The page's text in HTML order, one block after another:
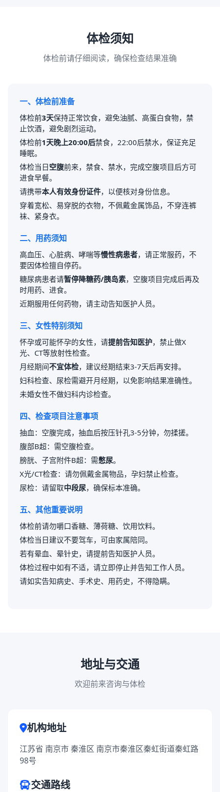
体检须知
体检前请仔细阅读，确保检查结果准确
一、体检前准备
体检前3天保持正常饮食，避免油腻、高蛋白食物，禁
止饮酒，避免剧烈运动。
体检前1天晚上20:00后禁食，22:00后禁水，保证充足
睡眠。
体检当日空腹前来，禁食、禁水，完成空腹项目后方可
进食早餐。
请携带本人有效身份证件，以便核对身份信息。
穿着宽松、易穿脱的衣物，不佩戴金属饰品，不穿连裤
袜、紧身衣。
二、用药须知
高血压、心脏病、哮喘等慢性病患者，请正常服药，不
要因体检擅自停药。
糖尿病患者请暂停降糖药/胰岛素，空腹项目完成后再及
时用药、进食。
近期服用任何药物，请主动告知医护人员。
三、女性特别须知
怀孕或可能怀孕的女性，请提前告知医护，禁止做X
光、CT等放射性检查。
月经期间不宜体检，建议经期结束3-7天后再安排。
妇科检查、尿检需避开月经期，以免影响结果准确性。
未婚女性不做妇科内诊检查。
四、检查项目注意事项
抽血：空腹完成，抽血后按压针孔3-5分钟，勿揉搓。
腹部B超：需空腹检查。
膀胱、子宫附件B超：需憋尿。
X光/CT检查：请勿佩戴金属物品，孕妇禁止检查。
尿检：请留取中段尿，确保标本准确。
五、其他重要说明
体检前请勿嚼口香糖、薄荷糖、饮用饮料。
体检当日建议不要驾车，可由家属陪同。
若有晕血、晕针史，请提前告知医护人员。
体检过程中如有不适，请立即停止并告知工作人员。
请如实告知病史、手术史、用药史，不得隐瞒。
地址与交通
欢迎前来咨询与体检
机构地址
江苏省 南京市 秦淮区 南京市秦淮区秦虹街道秦虹路
98号
交通路线